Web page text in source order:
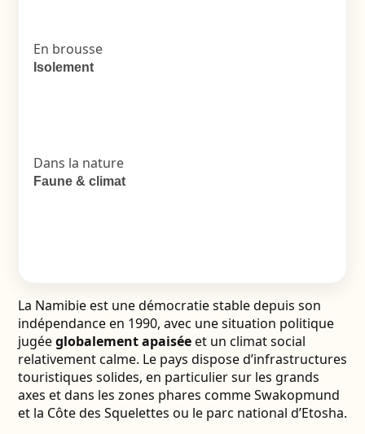
En brousse
Isolement
Dans la nature
Faune & climat
La Namibie est une démocratie stable depuis son
indépendance en 1990, avec une situation politique
jugéeglobalement apaiséeet un climat social
relativement calme. Le pays dispose d’infrastructures
touristiques solides, en particulier sur les grands
axes et dans les zones phares commeSwakopmund
et la Côte des Squelettes ou le parc national d’Etosha.